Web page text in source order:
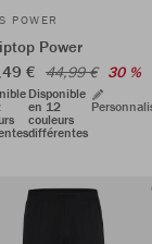
POWER
Power
€ 44,99 € 30 %
Disponible
en 12
couleurs
différentes